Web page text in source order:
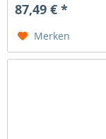
87,49 € *
Merken